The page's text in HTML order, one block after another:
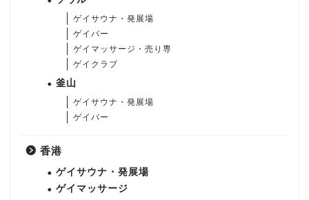
ゲイサウナ・発展場
ゲイバー
ゲイマッサージ・売り専
ゲイクラブ
釜山
ゲイサウナ・発展場
ゲイバー
香港
ゲイサウナ・発展場
ゲイマッサージ